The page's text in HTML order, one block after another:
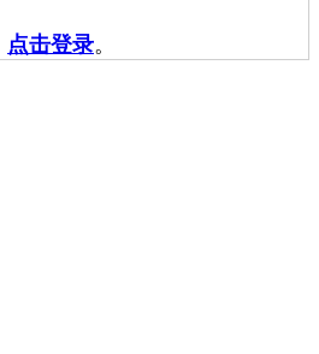
点击登录。